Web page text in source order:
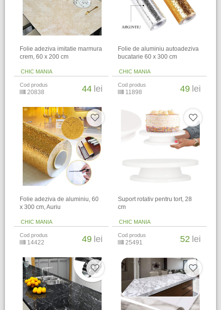
Folie adeziva imitatie marmura
crem, 60 x 200 cm
CHIC MANIA
Cod produs
20838 44 lei
Folie de aluminiu autoadeziva
bucatarie 60 x 300 cm
CHIC MANIA
Cod produs
11898 49 lei
Folie adeziva de aluminiu, 60
x 300 cm, Auriu
CHIC MANIA
Cod produs
14422 49 lei
Suport rotativ pentru tort, 28
cm
CHIC MANIA
Cod produs
25491 52 lei